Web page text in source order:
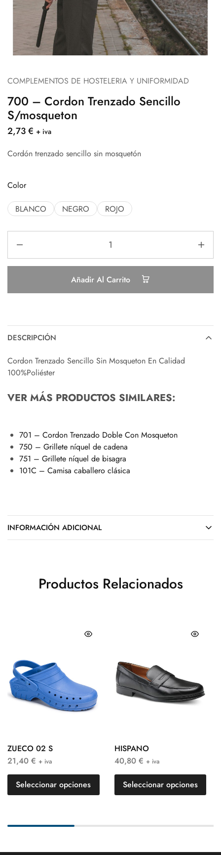
COMPLEMENTOS DE HOSTELERIA Y UNIFORMIDAD
700 – Cordon Trenzado Sencillo
S/mosqueton
2,73€ + iva
Cordón trenzado sencillo sin mosquetón
Color
BLANCO NEGRO ROJO
Añadir Al Carrito
DESCRIPCIÓN
Cordon Trenzado Sencillo Sin Mosqueton En Calidad
100%Poliéster
VER MÁS PRODUCTOS SIMILARES:
701 – Cordon Trenzado Doble Con Mosqueton
750 – Grillete níquel de cadena
751 – Grillete níquel de bisagra
101C – Camisa caballero clásica
INFORMACIÓN ADICIONAL
Productos Relacionados
ZUECO 02 S
21,40 € + iva
Seleccionar opciones
HISPANO
40,80 € + iva
Seleccionar opciones